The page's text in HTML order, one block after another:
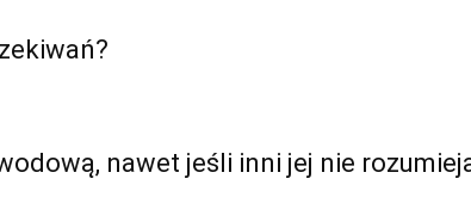
nawet jeśli inni jej nie